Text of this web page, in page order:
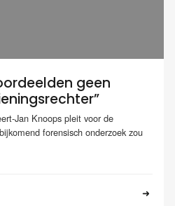
geen
Jan Knoops pleit voor de
forensisch onderzoek zou